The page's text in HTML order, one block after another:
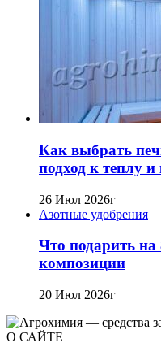
Как выбрать
подход к теплу
26 Июл 2026г
Азотные удобрения
Что подарить
композиции
20 Июл 2026г
О САЙТЕ